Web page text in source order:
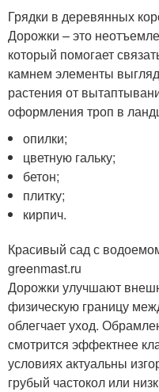
Грядки в деревянных
Дорожки – это
который помогает
камнем элементы
растения от
оформления троп в
опилки;
цветную гальку;
бетон;
плитку;
кирпич.
Красивый сад с
greenmast.ru
Дорожки улучшают
физическую границу
облегчает уход.
смотрится эффектнее
условиях актуальны
грубый частокол или